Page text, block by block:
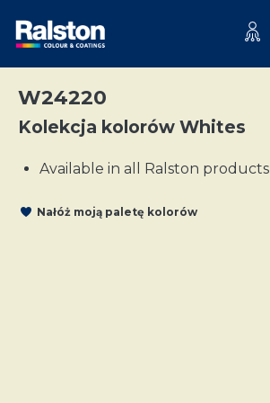
W24220
Kolekcja kolorów Whites
Available in all Ralston products
Nałóż moją paletę kolorów